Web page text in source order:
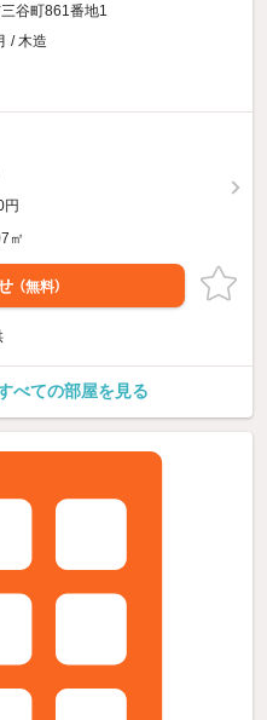
谷町861番地1
/ 木造
円
㎡
（無料）
べての部屋を見る